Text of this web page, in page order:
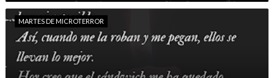
MARTES DE MICROTERROR